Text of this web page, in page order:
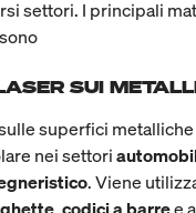
settori. I principali
SUI
superfici
nei settori
. Viene